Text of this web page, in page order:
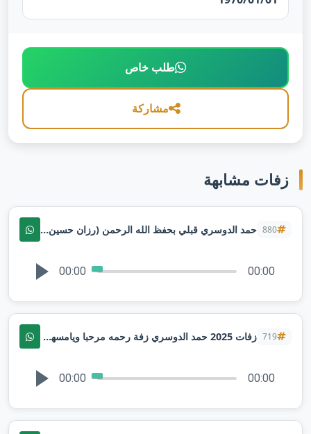
طلب خاص
مشاركة
زفات مشابهة
880 حمد الدوسري قبلي بحفظ الله الرحمن (رزان حسين الشريان) اضافة شعر | تنفيذ بالاسماء
00:00 00:00
719 زفات 2025 حمد الدوسري زفة رحمه مرحبا ويامسهلا عزوة اخوانك - بدون موسيقى
00:00 00:00